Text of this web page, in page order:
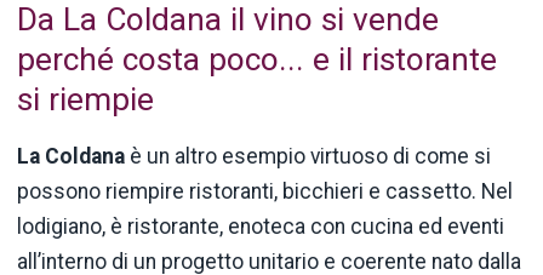
Da La Coldana il vino si vende
perché costa poco... e il ristorante
si riempie
La Coldana è un altro esempio virtuoso di come si
possono riempire ristoranti, bicchieri e cassetto. Nel
lodigiano, è ristorante, enoteca con cucina ed eventi
all’interno di un progetto unitario e coerente nato dalla